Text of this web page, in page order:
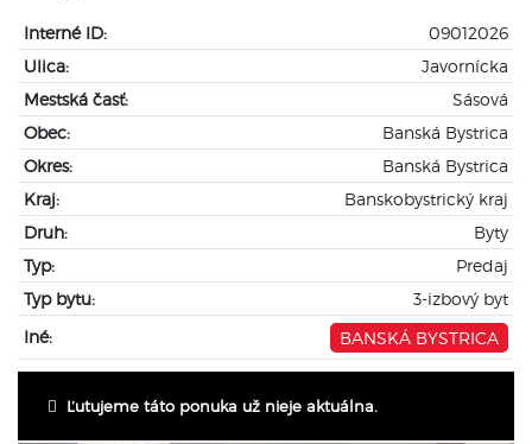
Interné ID:
09012026
Ulica:
Javornícka
Mestská časť:
Sásová
Obec:
Banská Bystrica
Okres:
Banská Bystrica
Kraj:
Banskobystrický kraj
Druh:
Byty
Typ:
Predaj
Typ bytu:
3-izbový byt
Iné:
BANSKÁ BYSTRICA
Ľutujeme táto ponuka už nieje aktuálna.